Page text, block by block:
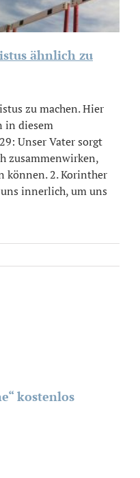
ähnlich zu
zu machen. Hier
in diesem
Unser Vater sorgt
zusammenwirken,
können. 2. Korinther
innerlich, um uns
kostenlos